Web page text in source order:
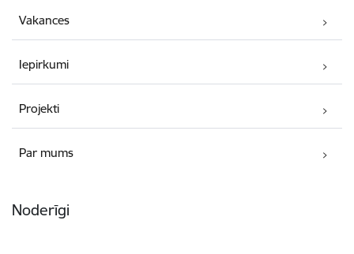
Vakances
Iepirkumi
Projekti
Par mums
Noderīgi